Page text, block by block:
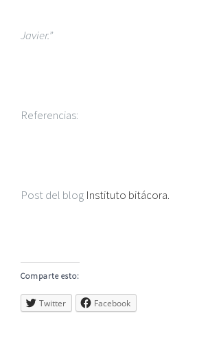
Javier.”
Referencias:
Post del blog Instituto bitácora.
Comparte esto:
Twitter Facebook